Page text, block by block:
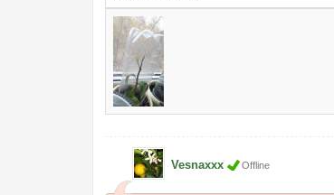
Vesnaxxx Offline